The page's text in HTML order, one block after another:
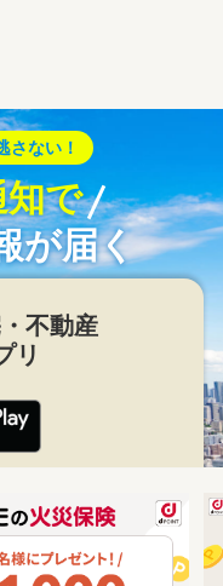
さない！
で
が届く
不動産
リ